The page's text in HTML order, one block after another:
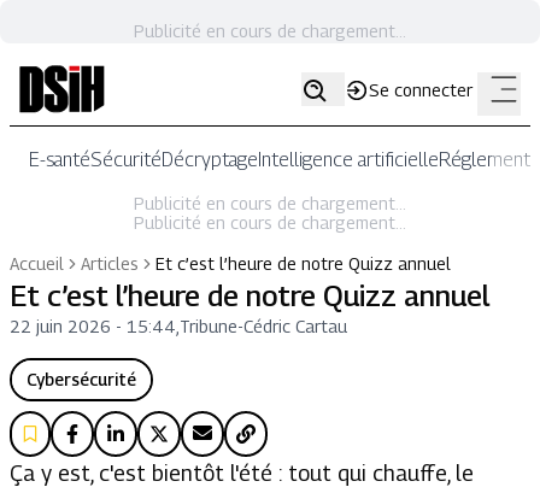
Publicité en cours de chargement...
Se connecter
E-santéSécuritéDécryptageIntelligence artificielle
Publicité en cours de chargement...
Publicité en cours de chargement...
Accueil
Articles Et c’est l’heure de notre Quizz annuel
Et c’est l’heure de notre Quizz annuel
22 juin 2026 - 15:44 Tribune-Cédric Cartau
Cybersécurité
Ça y est, c'est bientôt l'été : tout qui chauffe, le